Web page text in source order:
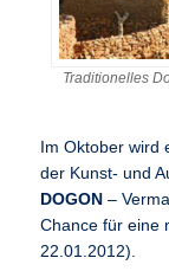
Traditionelles
Im Oktober wird
der Kunst- und
DOGON –
Chance für eine
22.01.2012).